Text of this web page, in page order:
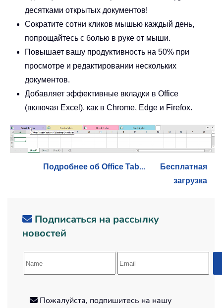
десятками открытых документов!
Сократите сотни кликов мышью каждый день,
попрощайтесь с болью в руке от мыши.
Повышает вашу продуктивность на 50% при
просмотре и редактировании нескольких
документов.
Добавляет эффективные вкладки в Office
(включая Excel), как в Chrome, Edge и Firefox.
Подробнее об Office Tab...
Бесплатная
загрузка
Подписаться на рассылку
новостей
Пожалуйста, подпишитесь на нашу